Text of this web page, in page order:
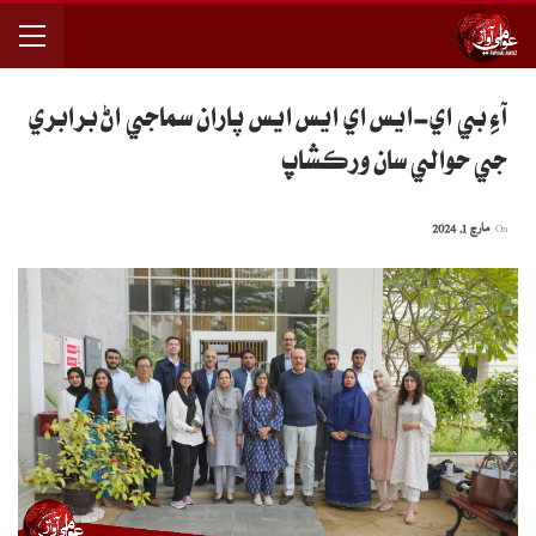
آءِ بي اي-ايس اي ايس ايس پاران سماجي اڻ برابري
جي حوالي سان ورڪشاپ
مارچ 1, 2024